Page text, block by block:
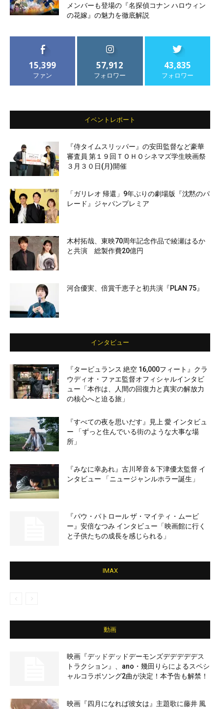
メンバーも登場の『名探偵コナン ハロウィン
の花嫁』の魅力を徹底解説
15,399
ファン
57,912
フォロワー
43,835
フォロワー
イベントレポート
『侍タイムスリッパー』の安田監督など豪華
審査員 第１９回ＴＯＨＯシネマズ学生映画祭
３月３０日(月)開催
「ガリレオ 帰還」9年ぶりの劇場版『沈黙のパ
レード』ジャパンプレミア
木村拓哉、東映70周年記念作品で綾瀬はるか
と共演 総製作費20億円
河合優実、倍賞千恵子と初共演『PLAN 75』
インタビュー
『タービュランス 絶空 16,000フィート』クラ
ウディオ・ファエ監督オフィシャルインタビ
ュー「本作は、人間の回復力と真実の解放力
の核心へと迫る旅」
『すべての夜を思いだす』見上 愛 インタビュ
ー 「ずっと住んでいる街のような大事な場
所」
『みなに幸あれ』古川琴音＆下津優太監督 イ
ンタビュー 「ニュージャンルホラー誕生」
『パウ・パトロール ザ・マイティ・ムービ
ー』安倍なつみ インタビュー「映画館に行く
と子供たちの成長を感じられる」
IMAX
動画
映画『デッドデッドデーモンズデデデデデス
トラクション』、ano・幾田りらによるスペシ
ャルコラボソング2曲が決定！本予告も解禁！
映画『四月になれば彼女は』主題歌に藤井 風